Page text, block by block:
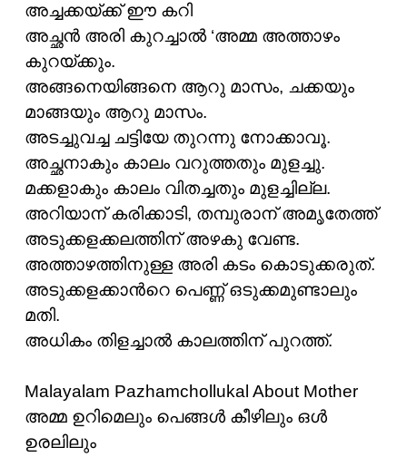
അച്ചക്കയ്ക്ക് ഈ കറി
അച്ഛൻ അരി കുറച്ചാൽ ‘അമ്മ അത്താഴം
കുറയ്ക്കും.
അങ്ങനെയിങ്ങനെ ആറു മാസം, ചക്കയും
മാങ്ങയും ആറു മാസം.
അടച്ചുവച്ച ചട്ടിയേ തുറന്നു നോക്കാവൂ.
അച്ഛനാകും കാലം വറുത്തതും മുളച്ചു.
മക്കളാകും കാലം വിതച്ചതും മുളച്ചില്ല.
അറിയാന് കരിക്കാടി, തമ്പുരാന് അമൃതേത്ത്
അടുക്കളക്കലത്തിന് അഴകു വേണ്ട.
അത്താഴത്തിനുള്ള അരി കടം കൊടുക്കരുത്.
അടുക്കളക്കാൻറെ പെണ്ണ് ഒടുക്കമുണ്ടാലും
മതി.
അധികം തിളച്ചാൽ കാലത്തിന് പുറത്ത്.
Malayalam Pazhamchollukal About Mother
അമ്മ ഉറിമെലും പെങ്ങൾ കീഴിലും ഒൾ
ഉരലിലും